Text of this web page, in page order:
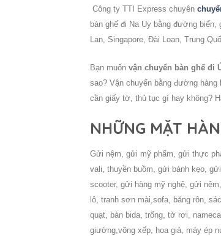
Công ty TTI Express chuyên
bàn ghế đi Na Uy bằng đường
Lan, Singapore, Đài Loan, Trung
Bạn muốn vận chuyển bàn ghế đi
sao? Vận chuyển bằng đường
cần giấy tờ, thủ tục gì hay không?
NHỮNG MẶT
Gửi nệm, gửi mỹ phẩm, gửi thực
vali, thuyền buồm, gửi bánh kẹo,
scooter, gửi hàng mỹ nghệ, gửi
lô, tranh sơn mài,sofa, băng rôn,
quạt, bàn bida, trống, tờ rơi,
giường,võng xếp, hoa giả, máy ép